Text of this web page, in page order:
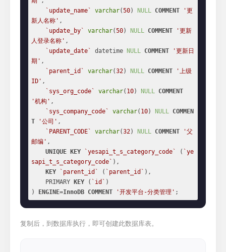
`update_name`
varchar(50) NULL COMMENT
'更
新人名称' ,
`update_by`
varchar(50) NULL COMMENT
'更新
人登录名称' ,
`update_date`
datetime NULL COMMENT
'更新日
期' ,
`parent_id`
varchar(32) NULL COMMENT
'上级
ID' ,
`sys_org_code`
varchar( 10) NULL COMMENT
'机构' ,
`sys_company_code`
varchar( 10) NULL COMMEN
T
'公司' ,
`PARENT_CODE`
varchar(32) NULL COMMENT
'父
邮编' ,
UNIQUE
KEY `yesapi_t_s_category_code` ( `ye
sapi_t_s_category_code` ),
KEY
`parent_id` ( `parent_id` ),
    PRIMARY
KEY ( `id` )
)
ENGINE=InnoDB COMMENT '开发平台-分类管理' ;
复制后，到数据库执行，即可创建此数据库表。